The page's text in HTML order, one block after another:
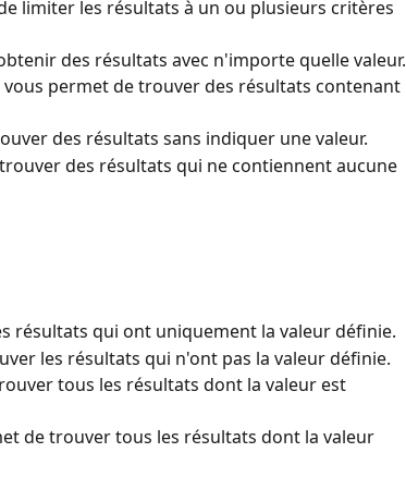
limiter les résultats à un ou plusieurs critères
des résultats avec n'importe quelle valeur.
vous permet de trouver des résultats contenant
des résultats sans indiquer une valeur.
des résultats qui ne contiennent aucune
résultats qui ont uniquement la valeur définie.
les résultats qui n'ont pas la valeur définie.
tous les résultats dont la valeur est
de trouver tous les résultats dont la valeur